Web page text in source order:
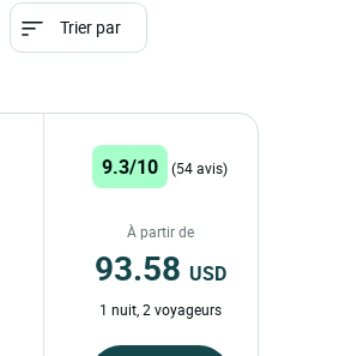
Trier par
9.3/10 (54 avis)
À partir de
93.58 USD
1 nuit, 2 voyageurs